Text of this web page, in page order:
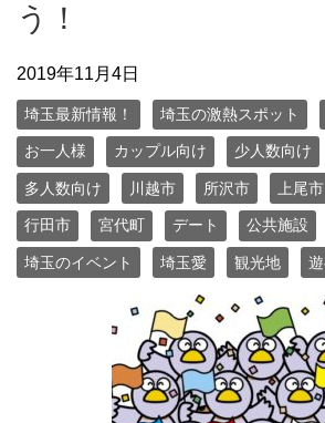
う！
2019年11月4日
埼玉最新情報！ 埼玉の激熱スポット
お一人様 カップル向け 少人数向け
多人数向け 川越市 所沢市 上尾市
行田市 宮代町 デート 公共施設
埼玉のイベント 埼玉愛 観光地